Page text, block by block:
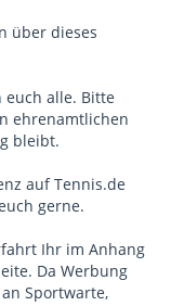
über dieses
euch alle. Bitte
ehrenamtlichen
bleibt.
auf Tennis.de
gerne.
Ihr im Anhang
Da Werbung
Sportwarte,